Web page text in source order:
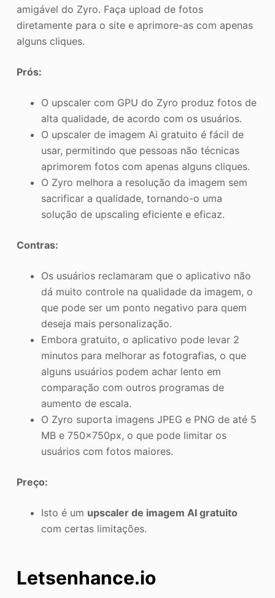
amigável do Zyro. Faça upload de fotos
diretamente para o site e aprimore-as com apenas
alguns cliques.
Prós:
O upscaler com GPU do Zyro produz fotos de
alta qualidade, de acordo com os usuários.
O upscaler de imagem Ai gratuito é fácil de
usar, permitindo que pessoas não técnicas
aprimorem fotos com apenas alguns cliques.
O Zyro melhora a resolução da imagem sem
sacrificar a qualidade, tornando-o uma
solução de upscaling eficiente e eficaz.
Contras:
Os usuários reclamaram que o aplicativo não
dá muito controle na qualidade da imagem, o
que pode ser um ponto negativo para quem
deseja mais personalização.
Embora gratuito, o aplicativo pode levar 2
minutos para melhorar as fotografias, o que
alguns usuários podem achar lento em
comparação com outros programas de
aumento de escala.
O Zyro suporta imagens JPEG e PNG de até 5
MB e 750x750px, o que pode limitar os
usuários com fotos maiores.
Preço:
Isto é um upscaler de imagem AI gratuito
com certas limitações.
Letsenhance.io